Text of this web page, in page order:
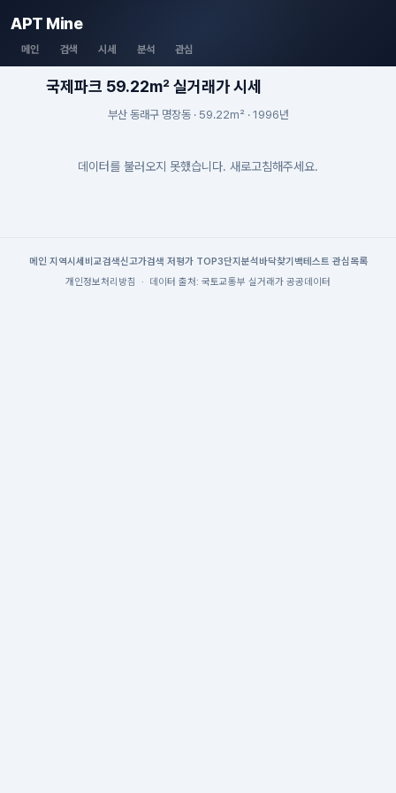
APT Mine
메인 검색 시세 분석 관심
국제파크 59.22m² 실거래가 시세
부산 동래구 명장동 · 59.22m² · 1996년
데이터를 불러오지 못했습니다. 새로고침해주세요.
메인| 지역시세 비교검색신고가검색 저평가 TOP3단지분석 바닥찾기 백테스트 관심목록
개인정보처리방침
· 데이터 출처: 국토교통부 실거래가 공공데이터